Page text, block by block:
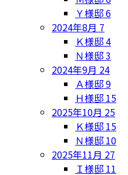
Ｙ様邸6
2024年8月 7
Ｋ様邸4
Ｎ様邸3
2024年9月 24
Ａ様邸9
Ｈ様邸 15
2025年10月 25
Ｋ様邸 15
Ｎ様邸 10
2025年11月 27
Ｉ様邸 11